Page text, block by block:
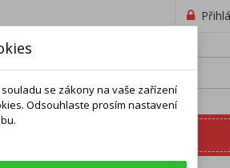
se zákony na vaše zařízení
Odsouhlaste prosím nastavení